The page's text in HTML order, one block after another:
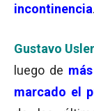
incontinencia.
Gustavo
luego de
marcado el